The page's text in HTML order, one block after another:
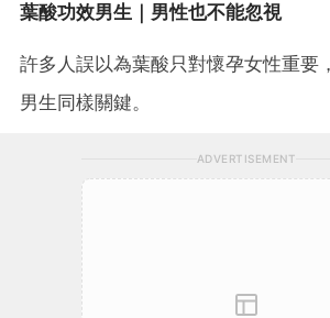
葉酸功效男生｜男性也不能忽視
許多人誤以為葉酸只對懷孕女性重要
男生同樣關鍵。
ADVERTISEMENT